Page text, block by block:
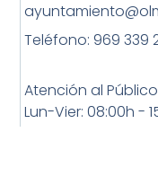
Teléfono: 969 339
Atención al
Lun-Vier: 08:00h -